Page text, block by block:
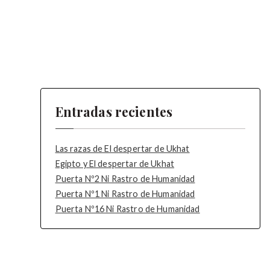
Entradas recientes
Las razas de El despertar de Ukhat
Egipto y El despertar de Ukhat
Puerta Nº2 Ni Rastro de Humanidad
Puerta Nº1 Ni Rastro de Humanidad
Puerta Nº16 Ni Rastro de Humanidad